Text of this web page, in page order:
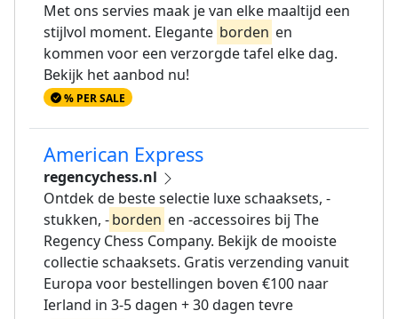
Met ons servies maak je van elke maaltijd een
stijlvol moment. Elegante borden en
kommen voor een verzorgde tafel elke dag.
Bekijk het aanbod nu!
% PER SALE
American Express
regencychess.nl
Ontdek de beste selectie luxe schaaksets, -
stukken, -borden en -accessoires bij The
Regency Chess Company. Bekijk de mooiste
collectie schaaksets. Gratis verzending vanuit
Europa voor bestellingen boven €100 naar
Ierland in 3-5 dagen + 30 dagen tevre